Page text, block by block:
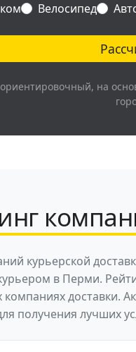
Велосипед
на
курьерской
в Перми.
компаниях доставки.
получения лучших